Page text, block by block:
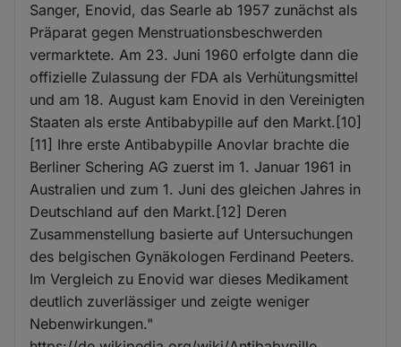
Sanger, Enovid, das Searle ab 1957 zunächst als
Präparat gegen Menstruationsbeschwerden
vermarktete. Am 23. Juni 1960 erfolgte dann die
offizielle Zulassung der FDA als Verhütungsmittel
und am 18. August kam Enovid in den Vereinigten
Staaten als erste Antibabypille auf den Markt.[10]
[11] Ihre erste Antibabypille Anovlar brachte die
Berliner Schering AG zuerst im 1. Januar 1961 in
Australien und zum 1. Juni des gleichen Jahres in
Deutschland auf den Markt.[12] Deren
Zusammenstellung basierte auf Untersuchungen
des belgischen Gynäkologen Ferdinand Peeters.
Im Vergleich zu Enovid war dieses Medikament
deutlich zuverlässiger und zeigte weniger
Nebenwirkungen."